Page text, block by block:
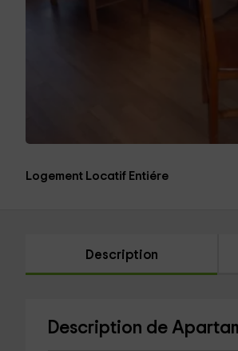
Logement Locatif Entiére
Description
Description de